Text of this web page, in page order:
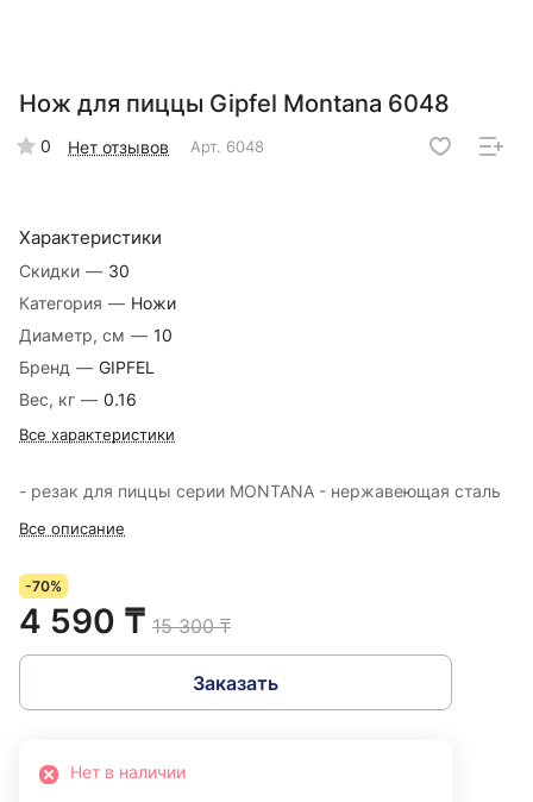
Нож для пиццы Gipfel Montana 6048
0 Нет отзывов Арт. 6048
Характеристики
Скидки — 30
Категория — Ножи
Диаметр, см — 10
Бренд — GIPFEL
Вес, кг — 0.16
Все характеристики
- резак для пиццы серии MONTANA - нержавеющая сталь
Все описание
-70%
4 590 ₸ 15 300 ₸
Заказать
Нет в наличии